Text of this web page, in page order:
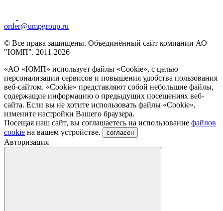
order@umpgroup.ru
© Все права защищены. Объединённый сайт компании АО
"ЮМП". 2011-2026
«АО «ЮМП» использует файлы «Сookie», с целью
персонализации сервисов и повышения удобства пользования
веб-сайтом. «Cookie» представляют собой небольшие файлы,
содержащие информацию о предыдущих посещениях веб-
сайта. Если вы не хотите использовать файлы «Сookie»,
измените настройки Вашего браузера.
Посещая наш сайт, вы соглашаетесь на использование файлов
cookie на вашем устройстве. согласен
Авторизация